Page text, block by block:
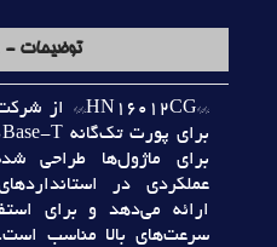
توضیحات - Description
براي ماژول‌ها طراحي
ارائه مي‌دهد و براي
سرعت‌هاي بالا مناسب